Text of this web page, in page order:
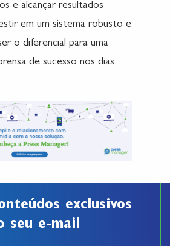
e alcançar resultados
em um sistema robusto e
o diferencial para uma
de sucesso nos dias
exclusivos
seu e-mail